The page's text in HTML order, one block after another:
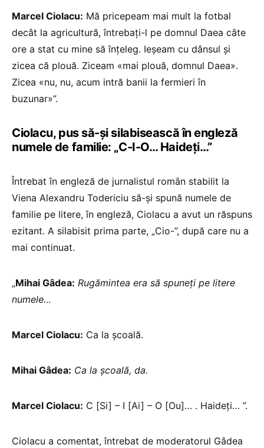
Marcel Ciolacu: Mă pricepeam mai mult la fotbal
decât la agricultură, întrebați-l pe domnul Daea câte
ore a stat cu mine să înțeleg. Ieșeam cu dânsul și
zicea că plouă. Ziceam «mai plouă, domnul Daea».
Zicea «nu, nu, acum intră banii la fermieri în
buzunar»”.
Ciolacu, pus să-și silabisească în engleză
numele de familie: „C-I-O… Haideți…”
Întrebat în engleză de jurnalistul român stabilit la
Viena Alexandru Todericiu să-și spună numele de
familie pe litere, în engleză, Ciolacu a avut un răspuns
ezitant. A silabisit prima parte, „Cio-”, după care nu a
mai continuat.
„Mihai Gâdea: Rugămintea era să spuneți pe litere
numele…
Marcel Ciolacu: Ca la școală.
Mihai Gâdea: Ca la școală, da.
Marcel Ciolacu: C [Si] – I [Ai] – O [Ou]… . Haideți… ”.
Ciolacu a comentat, întrebat de moderatorul Gâdea